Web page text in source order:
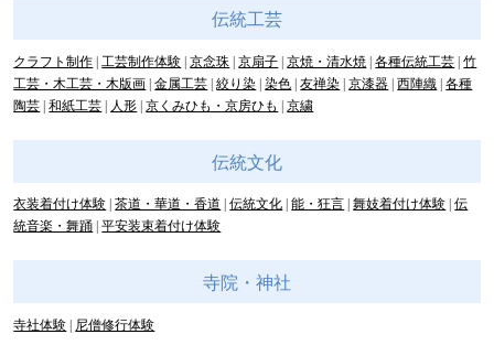
伝統工芸
クラフト制作 工芸制作体験 京念珠 京扇子 京焼・清水焼 各種伝統工芸 竹
工芸・木工芸・木版画 金属工芸 絞り染 染色 友禅染 京漆器 西陣織 各種
陶芸 和紙工芸 人形 京くみひも・京房ひも 京繍
伝統文化
衣装着付け体験 茶道・華道・香道 伝統文化 能・狂言 舞妓着付け体験 伝
統音楽・舞踊 平安装束着付け体験
寺院・神社
寺社体験 尼僧修行体験